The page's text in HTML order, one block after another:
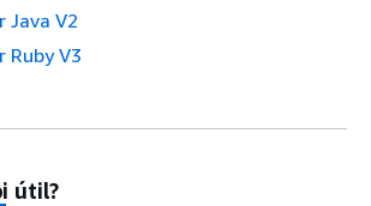
Java V2
Ruby V3
útil?